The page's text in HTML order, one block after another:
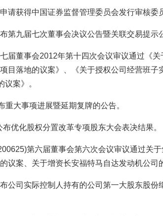
请获得中国证券监督管理委员会发行审核委
第九届七次董事会决议公告暨关联交易提示
届董事会2012年第十四次会议审议通过《关
目落地的议案》、《关于授权公司经营班子
案》。
重大事项进展暨延期复牌的公告。
优化股权分置改革专项股东大会表决结果。
第六届董事会第六次会议审议通过关
议案、关于增资长安福特马自达发动机公司
公司实际控制人持有的公司第一大股东股份